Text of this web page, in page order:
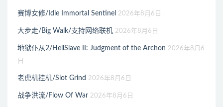
赛博女修/Idle Immortal Sentinel 2026年8月6日
大步走/Big Walk/支持网络联机 2026年8月6日
地狱仆从2/HellSlave II: Judgment of the Archon 2026年8月6
日
老虎机挂机/Slot Grind 2026年8月6日
战争洪流/Flow Of War 2026年8月6日